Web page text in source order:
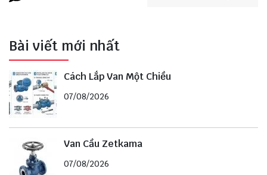
Bài viết mới nhất
Cách Lắp Van Một Chiều
07/08/2026
Van Cầu Zetkama
07/08/2026